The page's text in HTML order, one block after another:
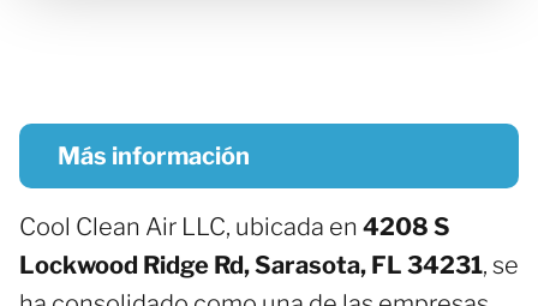
Más información
Cool Clean Air LLC, ubicada en 4208 S
Lockwood Ridge Rd, Sarasota, FL 34231, se